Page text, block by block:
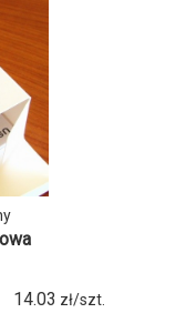
14.03 zł/szt.